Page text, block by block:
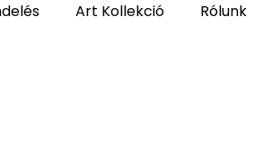
Art Kollekció Rólunk